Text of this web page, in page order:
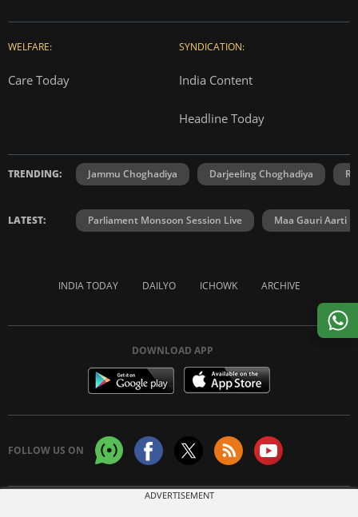
WELFARE:
Care Today
SYNDICATION:
India Content
Headline Today
TRENDING: Jammu Choghadiya Darjeeling Choghadiya
LATEST: Parliament Monsoon Session Live Maa Gauri Aarti
INDIA TODAY DAILYO ICHOWK ARCHIVE
DOWNLOAD APP
FOLLOW US ON
ADVERTISEMENT